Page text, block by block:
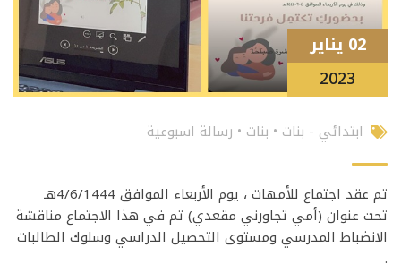
02 يناير
2023
ابتدائي - بنات • بنات • رسالة اسبوعية
تم عقد اجتماع للأمهات ، يوم الأربعاء الموافق 4/6/1444هـ
تحت عنوان (أمي تجاورني مقعدي) تم في هذا الاجتماع مناقشة
الانضباط المدرسي ومستوى التحصيل الدراسي وسلوك الطالبات
.